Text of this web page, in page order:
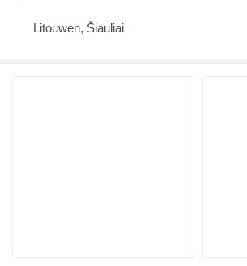
Litouwen, Šiauliai